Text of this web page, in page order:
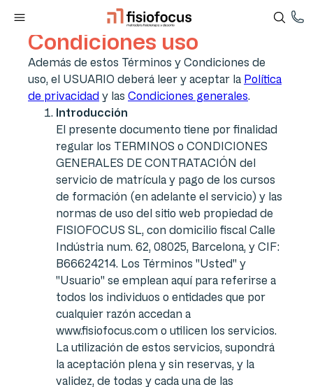
Condiciones uso
Además de estos Términos y Condiciones de
uso, el USUARIO deberá leer y aceptar la Política
de privacidad y las Condiciones generales.
Introducción
El presente documento tiene por finalidad
regular los TERMINOS o CONDICIONES
GENERALES DE CONTRATACIÓN del
servicio de matrícula y pago de los cursos
de formación (en adelante el servicio) y las
normas de uso del sitio web propiedad de
FISIOFOCUS SL, con domicilio fiscal Calle
Indústria num. 62, 08025, Barcelona, y CIF:
B66624214. Los Términos "Usted" y
"Usuario" se emplean aquí para referirse a
todos los individuos o entidades que por
cualquier razón accedan a
www.fisiofocus.com o utilicen los servicios.
La utilización de estos servicios, supondrá
la aceptación plena y sin reservas, y la
validez, de todas y cada una de las